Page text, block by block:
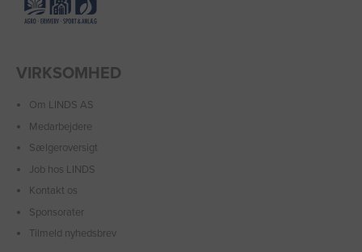
VIRKSOMHED
Om LINDS AS
Medarbejdere
Sælgeroversigt
Job hos LINDS
Kontakt os
Sponsorater
Tilmeld nyhedsbrev